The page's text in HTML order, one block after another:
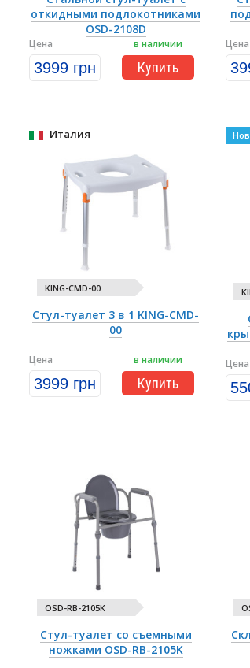
откидными подлокотниками
OSD-2108D
в наличии
Купить
Цена
3999 грн
Цена
Италия
KING-CMD-00
Стул-туалет 3 в 1 KING-CMD-
00
в наличии
Купить
Цена
3999 грн
Цена
OSD-RB-2105K
Стул-туалет со съемными
ножками OSD-RB-2105K